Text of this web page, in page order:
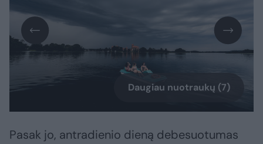
Daugiau nuotraukų (7)
Pasak jo, antradienio dieną debesuotumas